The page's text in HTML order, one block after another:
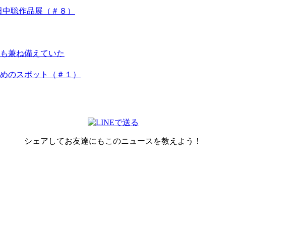
聡作品展（＃８）
兼ね備えていた
のスポット（＃１）
シェアしてお友達にもこのニュースを教えよう！